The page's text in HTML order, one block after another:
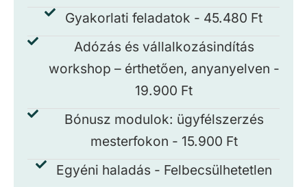
Gyakorlati feladatok - 45.480 Ft
Adózás és vállalkozásindítás
workshop – érthetően, anyanyelven -
19.900 Ft
Bónusz modulok: ügyfélszerzés
mesterfokon - 15.900 Ft
Egyéni haladás - Felbecsülhetetlen